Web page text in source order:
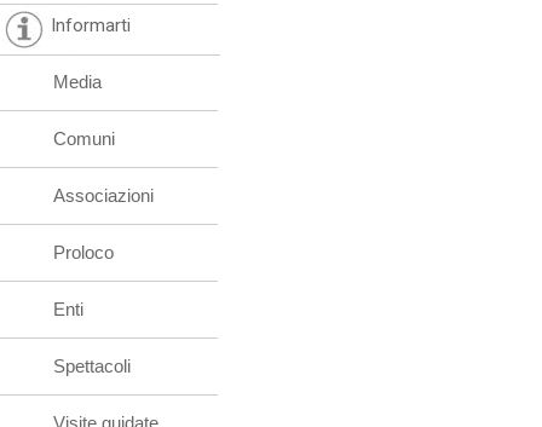
Informarti
Media
Comuni
Associazioni
Proloco
Enti
Spettacoli
Visite guidate